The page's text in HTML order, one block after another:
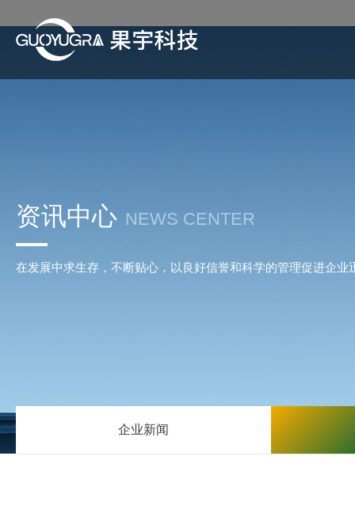
资讯中心 NEWS CENTER
在发展中求生存，不断贴心，以良好信誉和科学的管理促进企业
企业新闻